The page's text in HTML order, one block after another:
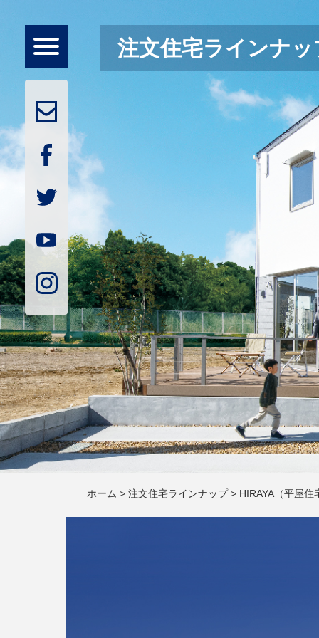
toggle
navigation
注文住宅ラインナッ
ホーム > 注文住宅ラインナップ> HIRAYA（平屋住